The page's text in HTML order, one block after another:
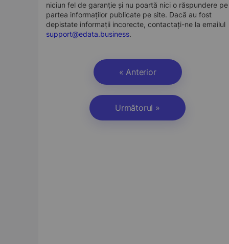
niciun fel de garanție și nu poartă nici o răspundere pe
partea informaților publicate pe site. Dacă au fost
depistate informații incorecte, contactați-ne la emailul
support@edata.business.
« Anterior
Următorul »